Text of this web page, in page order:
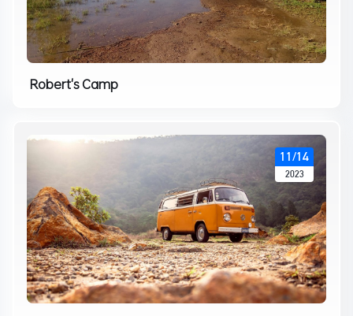
Robert's Camp
11/14
2023